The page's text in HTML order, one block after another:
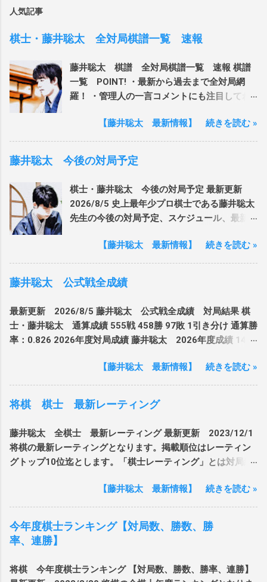
人気記事
棋士・藤井聡太 全対局棋譜一覧 速報
藤井聡太 棋譜 全対局棋譜一覧 速報 棋譜
一覧 POINT! ・最新から過去まで全対局網
羅！ ・管理人の一言コメントにも注目してね♪
広瀬章人九段 ・対局日：2026/8/5 ・後手：
藤井聡太竜王名人 先手：広瀬章人九段 ・戦
型：相掛かり ・結果：117手目 広瀬章人九
段の勝利 一言：伊藤匠王座への挑戦に向けた
決勝・挑戦者決定戦！勝てば王座挑戦となり
ます！ 2026年7月 棋譜一覧 王位戦7番勝負第
3局 VS伊藤匠二冠 ・対局日：
2026/7/29,30 ・先手： 藤井聡太王位 後
手：伊藤匠二冠 ・戦型：角換わり ・結果：
なるか！？ 王座戦挑決T準決勝 VS丸山忠久
竜王名人 後手：丸山忠久九段 ・戦型：角換
わり ・結果：91手目 藤井聡太竜王名人の勝
利 一言：伊藤匠王座への挑戦に向けた準決
きます！ 王位戦7番勝負第2局 VS伊藤匠二
冠 ・対局日：2026/7/15,16 ・後手： 藤井聡
太王位 先手：伊藤匠二冠 ・戦型：相掛かり
・結果：100手目 藤井聡太王位の勝利 一
言：0勝1敗で迎える第2戦！宿敵伊藤二冠に後
手番勝利なるか！？ 王位戦7番勝負第1局
VS伊藤匠二冠 ・対局日：2026/7/4,5 ・先
手： 藤井聡太王位 後手：伊藤匠二冠 ・戦
型：角換わり ・結果：138手目 伊藤匠二冠
局 VS服部慎一郎七段 ・対局日：2026/7/1
【藤井聡太 最新情報】 続きを読む »
藤井聡太 今後の対局予定
棋士・藤井聡太 今後の対局予定 最新更新
2026/8/5 史上最年少プロ棋士である藤井聡太
先生の今後の対局予定、スケジュール、最新
ル八冠を達成しました！今後は永世八冠への
道を応援します！ 日々更新していきますの
で、 是非 ブックマークしてチェック してみて
くださいね♪ 藤井聡太 日付確定対局 8/18,19
▼王位戦第4局 VS伊藤匠二冠 8/26,27 ▼王
位戦第5局 VS伊藤匠二冠 9/8,9 ▼王位戦第6
局 VS伊藤匠二冠 9/28,29 ▼王位戦第7局
VS伊藤匠二冠 藤井聡太 日付未定対局 【8/5
王座戦速報】藤井竜王VS広瀬九段 先手：広瀬
ル保持者 棋士・藤井聡太八冠への道 第38期竜
井聡太竜王VS佐々木勇気八段 藤井4勝、佐々
木勇気0勝（2025/11/13） 竜王戦詳細（日本
将棋連盟公式） ▲TOPへ戻る ★永世竜王獲得
者：渡辺明、羽生善治、藤井聡太 ★第38期竜
王戦 VS 佐々木勇気八段 七番勝負 日程 勝敗
手番 戦型 第一局 棋譜 2025 10/3,4 勝 先手 横
歩取り 75手 第二局 棋譜 2025 10/16,17 勝 後
手 四間飛車 85手 第四局 2025 11/12,13 勝 後
手 角換わり 138手 第五局 2025 / 先手 戦型 手
【藤井聡太 最新情報】 続きを読む »
藤井聡太 公式戦全成績
最新更新 2026/8/5 藤井聡太 公式戦全成績 対局結果 棋
士・藤井聡太 通算成績 555戦 458勝 97敗 1引き分け 通算勝
率：0.826 2026年度対局成績 藤井聡太 2026年度成績 14戦
戦相手 勝敗 王座戦 決勝 2026 8/5 後手 広瀬章人九段 相掛か
り 117手 負 棋譜 王位戦 第3局 2026 7/29,30 先手 伊藤匠二
冠 角換わり 151手 勝 棋譜 王座戦 準決勝 2026 7/24 先手 丸
山忠久九段 角換わり 91手 勝 棋譜 王位戦 第2局 2026
7/15,16 後手 伊藤匠二冠 相掛かり 100手 勝 棋譜 ...
【藤井聡太 最新情報】 続きを読む »
将棋 棋士 最新レーティング
藤井聡太 全棋士 最新レーティング 最新更新 2023/12/1
将棋の最新レーティングとなります。掲載順位はレーティン
グトップ10位迄とします。「棋士レーティング」とは対局結
となります。レーティングの平均値を1500で設定。レートが
高い棋士に勝つと上がり幅も高く、低い棋士に負けると下が
り幅も大きくなります。 データ参照元：kishibetsu.comさん
より 最新レーティング トップ10位 順位 棋士 レート 前週順
位 1位 藤井聡太竜王名人 2178 1位 2位 永瀬拓矢九段 1975 2
位 3位 菅井竜也八段 1945 8位 4位 豊島将之九段 1926 3位 5
位 羽生善治九段 1926 5位 6位 佐々木大地七段 1910 9位 7位
【藤井聡太 最新情報】 続きを読む »
今年度棋士ランキング【対局数、勝数、勝
率、連勝】
将棋 今年度棋士ランキング 【対局数、勝数、勝率、連勝】